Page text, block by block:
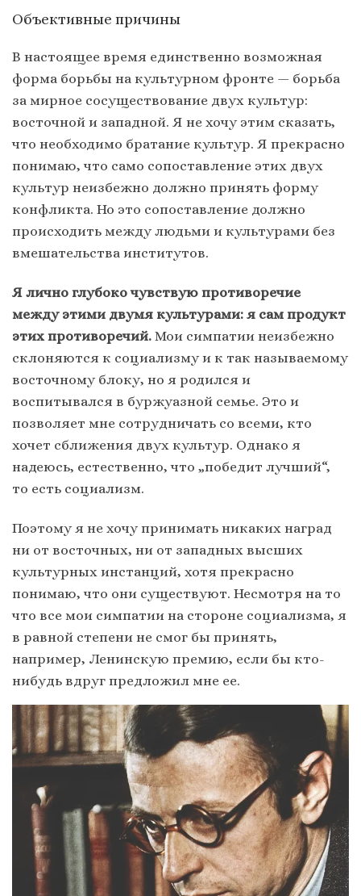
Объективные причины
В настоящее время единственно возможная
форма борьбы на культурном фронте — борьба
за мирное сосуществование двух культур:
восточной и западной. Я не хочу этим сказать,
что необходимо братание культур. Я прекрасно
понимаю, что само сопоставление этих двух
культур неизбежно должно принять форму
конфликта. Но это сопоставление должно
происходить между людьми и культурами без
вмешательства институтов.
Я лично глубоко чувствую противоречие
между этими двумя культурами: я сам продукт
этих противоречий. Мои симпатии неизбежно
склоняются к социализму и к так называемому
восточному блоку, но я родился и
воспитывался в буржуазной семье. Это и
позволяет мне сотрудничать со всеми, кто
хочет сближения двух культур. Однако я
надеюсь, естественно, что „победит лучший“,
то есть социализм.
Поэтому я не хочу принимать никаких наград
ни от восточных, ни от западных высших
культурных инстанций, хотя прекрасно
понимаю, что они существуют. Несмотря на то
что все мои симпатии на стороне социализма, я
в равной степени не смог бы принять,
например, Ленинскую премию, если бы кто-
нибудь вдруг предложил мне ее.